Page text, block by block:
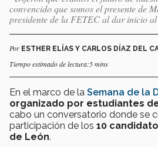
convencido que somos el presente de
presidente de la FETEC al dar inicio
Por ESTHER ELÍAS Y CARLOS DÍAZ DEL
Tiempo estimado de lectura:5 mins
En el marco de la Semana de la
organizado por estudiantes de
cabo un conversatorio donde se
participación de los 10
de León.